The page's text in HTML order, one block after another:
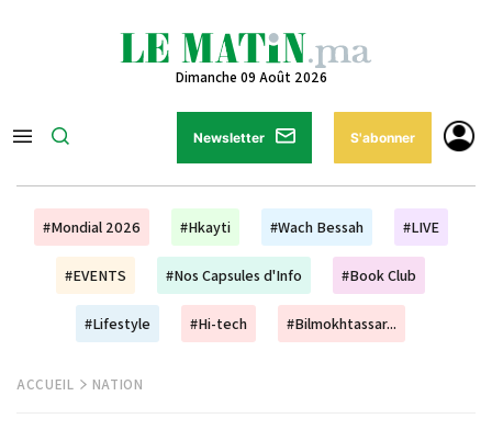
Dimanche 09 Août 2026
Newsletter S'abonner
#Mondial 2026 #Hkayti #Wach Bessah #LIVE
#EVENTS #Nos Capsules d'Info #Book Club
#Lifestyle #Hi-tech #Bilmokhtassar...
ACCUEIL NATION